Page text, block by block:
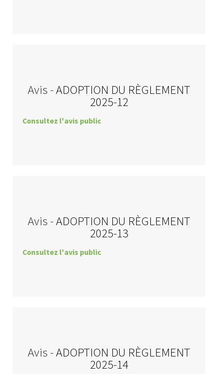
Avis -ADOPTION DU RÈGLEMENT
2025-12
Consultez l'avis public
Avis -ADOPTION DU RÈGLEMENT
2025-13
Consultez l'avis public
Avis -ADOPTION DU RÈGLEMENT
2025-14